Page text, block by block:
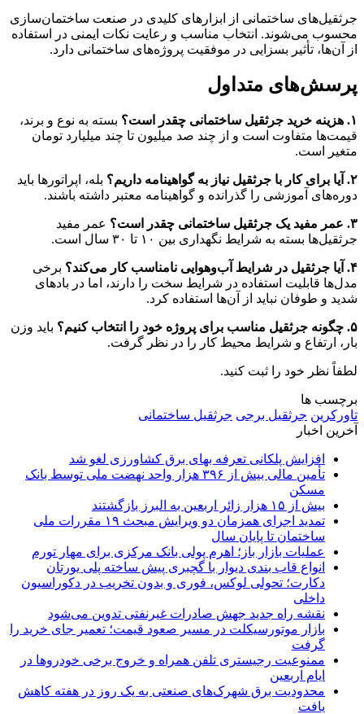
جرثقیل‌های ساختمانی از ابزارهای کلیدی در صنعت ساختمان‌سازی
محسوب می‌شوند. انتخاب مناسب و رعایت نکات ایمنی در استفاده
از آن‌ها، تأثیر بسزایی در موفقیت پروژه‌های ساختمانی دارد.
پرسش‌های متداول
۱. هزینه خرید جرثقیل ساختمانی چقدر است؟
بسته به نوع و برند،
قیمت‌ها متفاوت است و از چند صد میلیون تا چند میلیارد تومان
متغیر است.
۲. آیا برای کار با جرثقیل نیاز به گواهینامه داریم؟
بله، اپراتورها باید
دوره‌های آموزشی را گذرانده و گواهینامه معتبر داشته باشند.
۳. عمر مفید یک جرثقیل ساختمانی چقدر است؟
عمر مفید
جرثقیل‌ها بسته به شرایط نگهداری بین ۱۰ تا ۳۰ سال است.
۴. آیا جرثقیل در شرایط آب‌وهوایی نامناسب کار می‌کند؟
برخی
مدل‌ها قابلیت استفاده در شرایط سخت را دارند، اما در بادهای
شدید و طوفان نباید از آن‌ها استفاده کرد.
۵. چگونه جرثقیل مناسب برای پروژه خود را انتخاب کنیم؟
باید وزن
بار، ارتفاع و شرایط محیط کار را در نظر گرفت.
لطفاً نظر خود را ثبت کنید.
برچسب ها
تاورکرین جرثقیل برجی جرثقیل ساختمانی
آخرین اخبار
افزایش پلکانی تعرفه بهای برق کشاورزی لغو شد
تأمین مالی بیش از ۳۹۶ هزار واحد نهضت ملی توسط بانک
مسکن
بیش از ۱۵ هزار زائر اربعین به البرز بازگشتند
تمدید اجرای همزمان دو ویرایش مبحث ۱۹ مقررات ملی
ساختمان تا پایان سال
عملیات بازار باز؛ اهرم پولی بانک مرکزی برای مهار تورم
انواع قاب بندی دیوار با گچبری پیش ساخته پلی یورتان
دکارت؛ تحولی لوکس، فوری و بدون تخریب در دکوراسیون
داخلی
نقشه راه جدید جهش صادرات غیرنفتی تدوین می‌شود
بازار موتورسیکلت در مسیر صعود قیمت؛ تعمیر جای خرید را
گرفت
ممنوعیت رجیستری تلفن همراه و خروج برخی خودروها در
ایام اربعین
محدودیت برق شهرک‌های صنعتی به یک روز در هفته کاهش
یافت